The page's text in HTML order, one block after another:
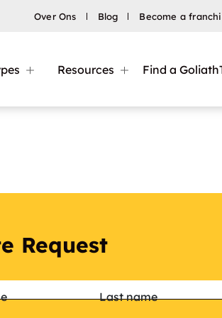
Over Ons Blog Become a
Resources Find a
Request
Last name